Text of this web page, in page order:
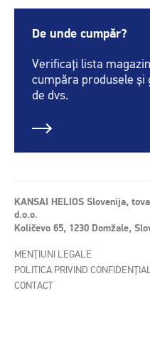
De unde cumpăr?
Verificați lista
cumpăra produsele și
de dvs.
KANSAI HELIOS Slovenija,
d.o.o.
Količevo 65, 1230 Domžale,
MENȚIUNI LEGALE
POLITICA PRIVIND
CONTACT